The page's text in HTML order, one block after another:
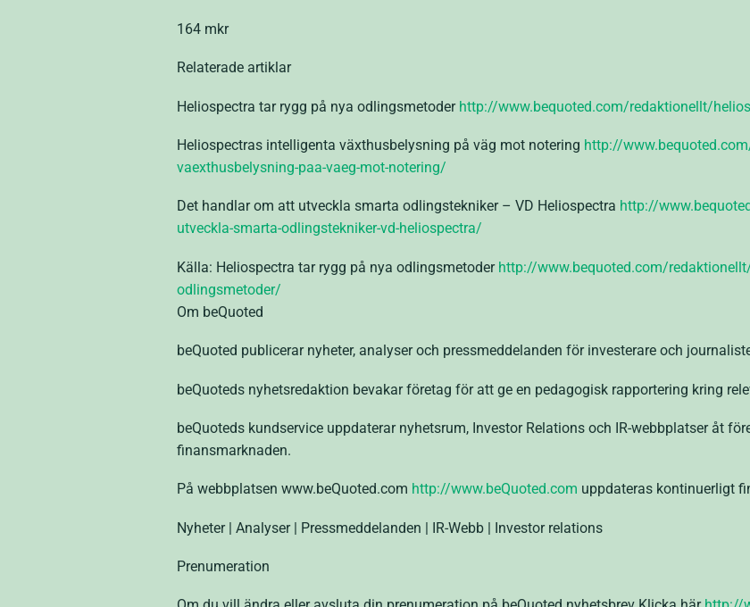
164 mkr
Relaterade artiklar
Heliospectra tar rygg på nya odlingsmetoder http://www.bequoted.com/redaktionellt/
Heliospectras intelligenta växthusbelysning på väg mot notering http://
vaexthusbelysning-paa-vaeg-mot-notering/
Det handlar om att utveckla smarta odlingstekniker – VD Heliospectra http://
utveckla-smarta-odlingstekniker-vd-heliospectra/
Källa: Heliospectra tar rygg på nya odlingsmetoder http://www.bequoted.com/
odlingsmetoder/
Om beQuoted
beQuoted publicerar nyheter, analyser och pressmeddelanden för investerare och
beQuoteds nyhetsredaktion bevakar företag för att ge en pedagogisk rapportering kring
beQuoteds kundservice uppdaterar nyhetsrum, Investor Relations och IR-webbplatser åt
finansmarknaden.
På webbplatsen www.beQuoted.com http://www.beQuoted.com uppdateras kontinuerligt
Nyheter | Analyser | Pressmeddelanden | IR-Webb | Investor relations
Prenumeration